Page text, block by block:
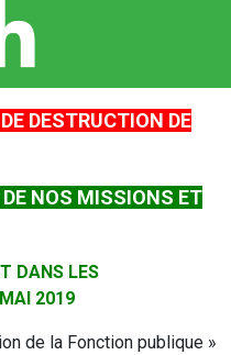
DESTRUCTION DE
NOS MISSIONS ET
DANS LES
2019
de la Fonction publique »